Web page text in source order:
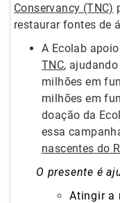
Conservancy (TNC)
restaurar fontes de
A Ecolab
TNC, ajudando
milhões em
milhões em
doação da
essa
nascentes do
O presente é
Atingir a